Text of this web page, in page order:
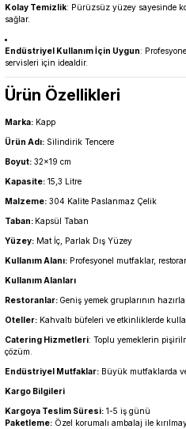
Kolay Temizlik: Pürüzsüz yüzey sayesinde
sağlar.
Endüstriyel Kullanım İçin Uygun:
servisleri için idealdir.
Ürün Özellikleri
Marka: Kapp
Ürün Adı: Silindirik Tencere
Boyut: 32x19 cm
Kapasite: 15,3 Litre
Malzeme: 304 Kalite Paslanmaz Çelik
Taban: Kapsül Taban
Yüzey: Mat İç, Parlak Dış Yüzey
Kullanım Alanı: Profesyonel mutfaklar,
Kullanım Alanları
Restoranlar: Geniş yemek gruplarının
Oteller: Kahvaltı büfeleri ve etkinliklerde
Catering Hizmetleri: Toplu yemeklerin
çözüm.
Endüstriyel Mutfaklar: Büyük mutfaklarda
Kargo Bilgileri
Kargoya Teslim Süresi: 1-5 iş günü
Paketleme: Özel korumalı ambalaj ile